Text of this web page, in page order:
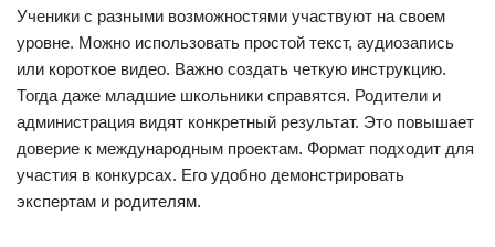
Ученики с разными возможностями участвуют на своем
уровне. Можно использовать простой текст, аудиозапись
или короткое видео. Важно создать четкую инструкцию.
Тогда даже младшие школьники справятся. Родители и
администрация видят конкретный результат. Это повышает
доверие к международным проектам. Формат подходит для
участия в конкурсах. Его удобно демонстрировать
экспертам и родителям.